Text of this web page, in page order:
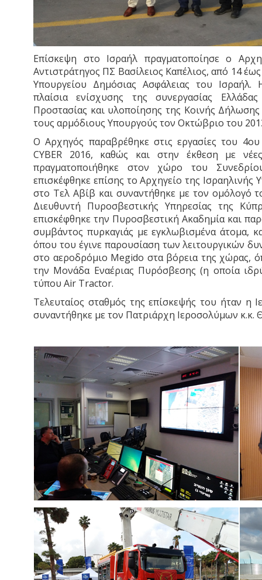
Επίσκεψη στο Ισραήλ πραγματοποίησε ο
Αντιστράτηγος ΠΣ Βασίλειος Καπέλιος, από 14
Υπουργείου Δημόσιας Ασφάλειας του Ισραήλ.
πλαίσια ενίσχυσης της συνεργασίας
Προστασίας και υλοποίησης της Κοινής
τους αρμόδιους Υπουργούς τον Οκτώβριο του
Ο Αρχηγός παραβρέθηκε στις εργασίες του
CYBER 2016, καθώς και στην έκθεση με
πραγματοποιήθηκε στον χώρο του
επισκέφθηκε επίσης το Αρχηγείο της
στο Τελ Αβίβ και συναντήθηκε με τον ομόλογό
Διευθυντή Πυροσβεστικής Υπηρεσίας της
επισκέφθηκε την Πυροσβεστική Ακαδημία και
συμβάντος πυρκαγιάς με εγκλωβισμένα άτομα,
όπου του έγινε παρουσίαση των λειτουργικών
στο αεροδρόμιο Megido στα βόρεια της χώρας,
την Μονάδα Εναέριας Πυρόσβεσης (η οποία
τύπου Air Tractor.
Τελευταίος σταθμός της επίσκεψής του ήταν η
συναντήθηκε με τον Πατριάρχη Ιεροσολύμων κ.κ.